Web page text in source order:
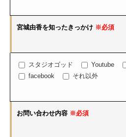
宮城由香を知ったきっかけ ※必須
スタジオゴッド Youtube
facebook
それ以外
お問い合わせ内容 ※必須